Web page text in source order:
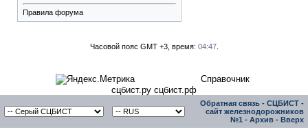
Правила форума
Часовой пояс GMT +3, время: 04:47.
Справочник
сцбист.ру сцбист.рф
Обратная связь - СЦБИСТ -
сайт железнодорожников
№1 - Архив - Вверх